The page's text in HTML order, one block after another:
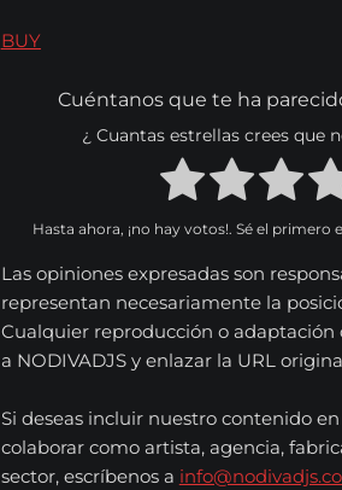
Musica
Tecnologia
Nosotros
Contacta
Español
English
BUY
Cuéntanos que te ha
¿ Cuantas estrellas crees que
Hasta ahora, ¡no hay votos!. Sé el
Las opiniones expresadas son
representan necesariamente la
Cualquier reproducción o
a NODIVADJS y enlazar la URL
Si deseas incluir nuestro contenido
colaborar como artista, agencia,
sector, escríbenos a